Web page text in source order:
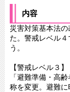
内容
災害対策基本法
た。警戒レベル
う。
【警戒レベル３】
「避難準備・高
称を変更。避難